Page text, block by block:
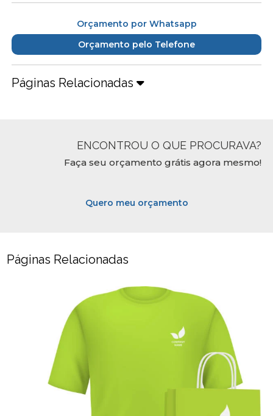
Orçamento por Whatsapp
Orçamento pelo Telefone
Páginas Relacionadas
ENCONTROU O QUE PROCURAVA?
Faça seu orçamento grátis agora mesmo!
Quero meu orçamento
Páginas Relacionadas